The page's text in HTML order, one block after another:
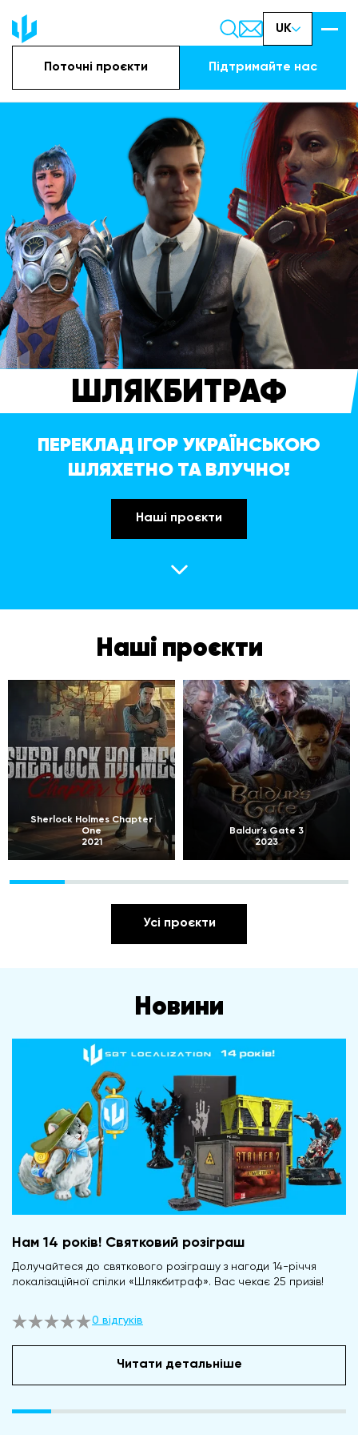
UK
Поточні проєкти Підтримайте наc
ШЛЯКБИТРАФ
ПЕРЕКЛАД ІГОР УКРАЇНСЬКОЮ
ШЛЯХЕТНО ТА ВЛУЧНО!
Наші проєкти
Наші проєкти
Sherlock Holmes Chapter
One
2021
Baldur’s Gate 3
2023
Усі проєкти
Новини
Нам 14 років! Святковий розіграш
Долучайтеся до святкового розіграшу з нагоди 14-річчя
локалізаційної спілки «Шлякбитраф». Вас чекає 25 призів!
0 відгуків
Читати детальніше